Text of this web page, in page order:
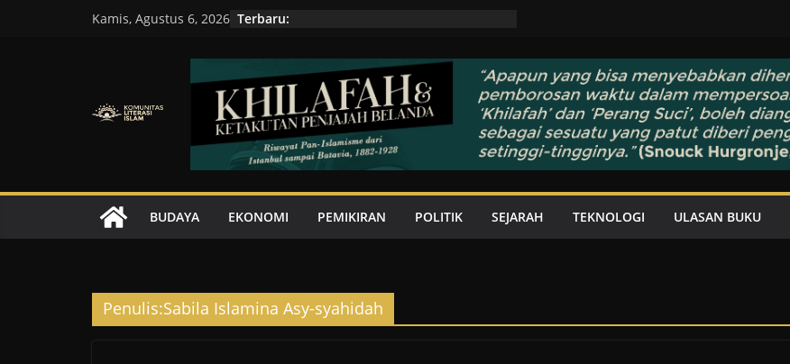
Kamis, Agustus 6, 2026 Terbaru:
BUDAYA EKONOMI PEMIKIRAN POLITIK SEJARAH TEKNOLOGI ULASAN BUKU
Penulis:Sabila Islamina Asy-syahidah